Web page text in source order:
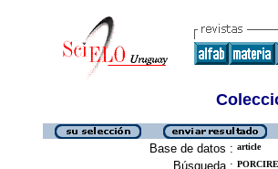
Base de datos : article
Búsqueda :